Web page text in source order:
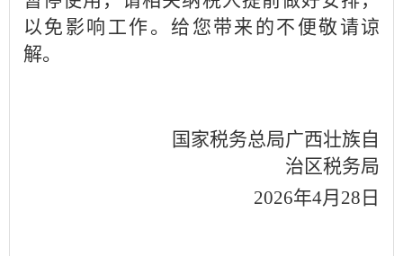
以免影响工作。给您带来的不便敬请谅
解。
国家税务总局广西壮族自
治区税务局
2026年4月 28 日